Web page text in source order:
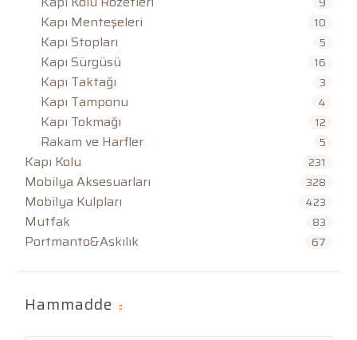
Kapı Menteşeleri 10
Kapı Stopları 5
Kapı Sürgüsü 16
Kapı Taktağı 3
Kapı Tamponu 4
Kapı Tokmağı 12
Rakam ve Harfler 5
Kapı Kolu 231
Mobilya Aksesuarları 328
Mobilya Kulpları 423
Mutfak 83
Portmanto&Askılık 67
Hammadde